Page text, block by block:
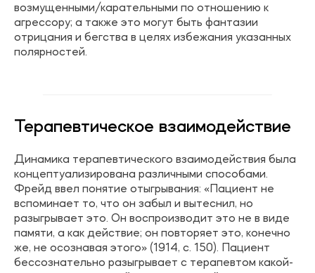
возмущенными/карательными по отношению к
агрессору; а также это могут быть фантазии
отрицания и бегства в целях избежания указанных
полярностей.
Терапевтическое взаимодействие
Динамика терапевтического взаимодействия была
концептуализирована различными способами.
Фрейд ввел понятие отыгрывания: «Пациент не
вспоминает то, что он забыл и вытеснил, но
разыгрывает это. Он воспроизводит это не в виде
памяти, а как действие; он повторяет это, конечно
же, не осознавая этого» (1914, с. 150). Пациент
бессознательно разыгрывает с терапевтом какой-